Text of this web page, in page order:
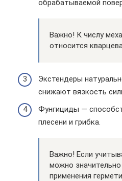
обрабатываемой
Важно! К числу
относится
Экстендеры
снижают вязкость
Фунгициды —
плесени и грибка.
Важно! Если
можно
применения